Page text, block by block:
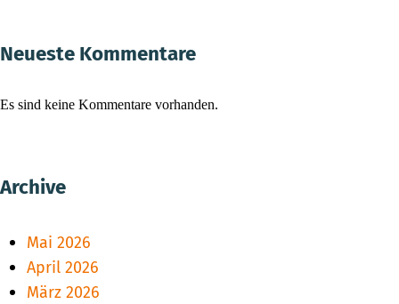
Neueste Kommentare
Es sind keine Kommentare vorhanden.
Archive
Mai 2026
April 2026
März 2026